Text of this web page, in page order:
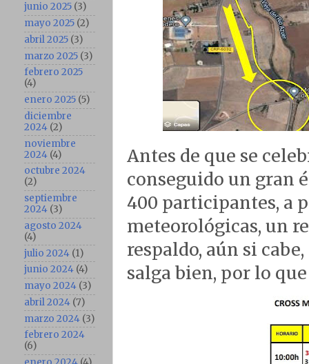
Antes de que se
conseguido un gran
400 participantes, a
meteorológicas, un
respaldo, aún si
salga bien, por lo
junio 2025 (3)
mayo 2025 (2)
abril 2025 (3)
marzo 2025 (3)
febrero 2025
(4)
enero 2025 (5)
diciembre
2024 (2)
noviembre
2024 (4)
octubre 2024
(2)
septiembre
2024 (3)
agosto 2024
(4)
julio 2024 (1)
junio 2024 (4)
mayo 2024 (3)
abril 2024 (7)
marzo 2024 (3)
febrero 2024
(6)